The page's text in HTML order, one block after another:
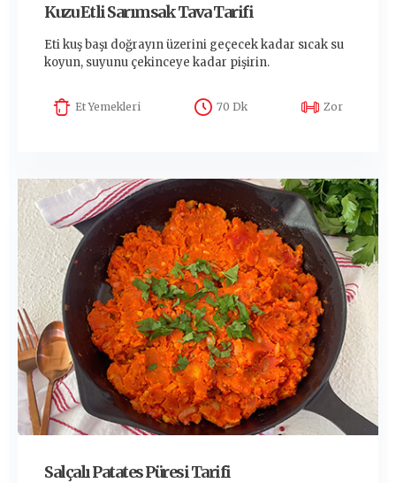
Kuzu Etli Sarımsak Tava Tarifi
Eti kuş başı doğrayın üzerini geçecek kadar sıcak su
koyun, suyunu çekinceye kadar pişirin.
Et Yemekleri 70 Dk Zor
Salçalı Patates Püresi Tarifi